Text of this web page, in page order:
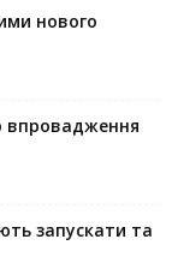
нового
впровадження
запускaти та